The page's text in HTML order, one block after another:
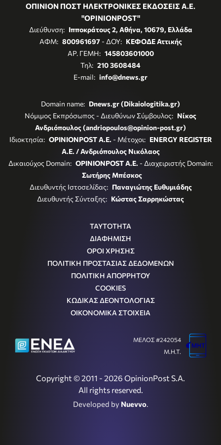
ΟΠΙΝΙΟΝ ΠΟΣΤ ΗΛΕΚΤΡΟΝΙΚΕΣ ΕΚΔΟΣΕΙΣ Α.Ε.
"OPINIONPOST"
Διεύθυνση: Ιπποκράτους 2, Αθήνα, 10679, Ελλάδα
ΑΦΜ: 800961697- ΔΟΥ: ΚΕΦΟΔΕ Αττικής
ΑΡ. ΓΕΜΗ: 145803601000
Τηλ: 210 3608484
E-mail: info@dnews.gr
Domain name: Dnews.gr (Dikaiologitika.gr)
Νόμιμος Εκπρόσωπος - Διευθύνων Σύμβουλος: Νίκος
Ανδριόπουλος (andriopoulos@opinion-post.gr)
Ιδιοκτησία: OPINIONPOST A.E. - Μέτοχοι: ENERGY REGISTER
Α.Ε. / Ανδριόπουλος Νικόλαος
Δικαιούχος Domain: OPINIONPOST A.E. - Διαχειριστής Domain:
Σωτήρης Μπέσκος
Διευθυντής Ιστοσελίδας: Παναγιώτης Ευθυμιάδης
Διευθυντής Σύνταξης: Κώστας Σαρρηκώστας
ΤΑΥΤΟΤΗΤΑ
ΔΙΑΦΗΜΙΣΗ
ΟΡΟΙ ΧΡΗΣΗΣ
ΠΟΛΙΤΙΚΗ ΠΡΟΣΤΑΣΙΑΣ ΔΕΔΟΜΕΝΩΝ
ΠΟΛΙΤΙΚΗ ΑΠΟΡΡΗΤΟΥ
COOKIES
ΚΩΔΙΚΑΣ ΔΕΟΝΤΟΛΟΓΙΑΣ
ΟΙΚΟΝΟΜΙΚΑ ΣΤΟΙΧΕΙΑ
Copyright © 2011 - 2026 OpinionPost S.A.
All rights reserved.
Developed by Nuevvo.
ΜΕΛΟΣ #242054
Μ.Η.Τ.